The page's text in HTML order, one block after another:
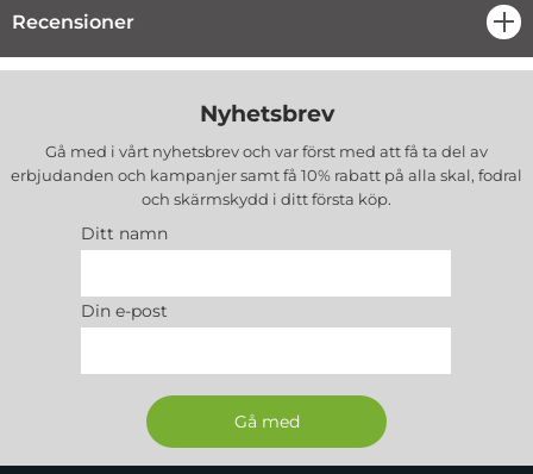
Recensioner
Nyhetsbrev
Gå med i vårt nyhetsbrev och var först med att få ta del av
erbjudanden och kampanjer samt få 10% rabatt på alla skal, fodral
och skärmskydd i ditt första köp.
Ditt namn
Din e-post